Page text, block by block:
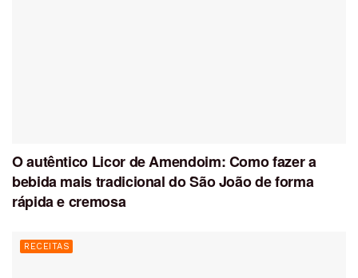
O autêntico Licor de Amendoim: Como fazer a
bebida mais tradicional do São João de forma
rápida e cremosa
RECEITAS